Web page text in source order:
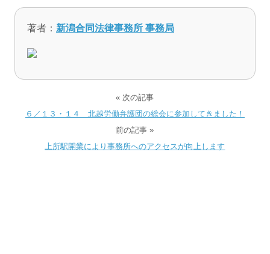
著者： 新潟合同法律事務所 事務局
« 次の記事
６／１３・１４ 北越労働弁護団の総会に参加してきました！
前の記事 »
上所駅開業により事務所へのアクセスが向上します